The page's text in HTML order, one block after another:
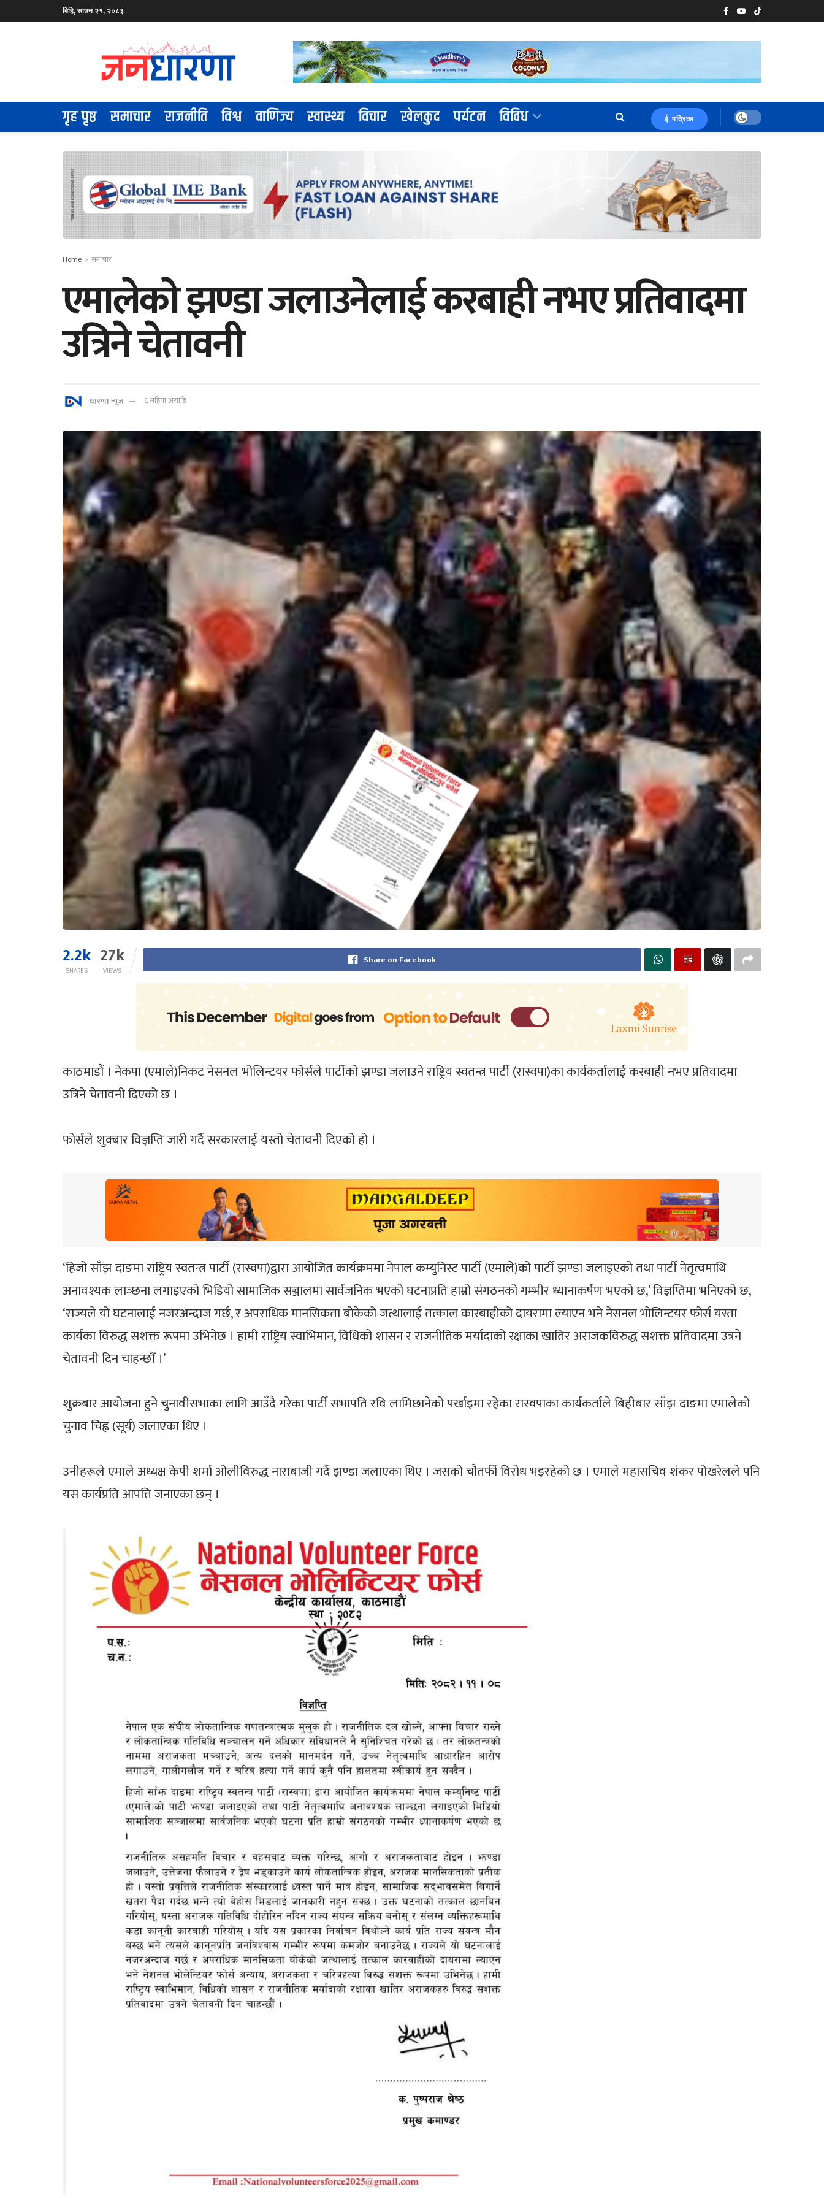
बिहि, साउन २१, २०८३
गृह पृष्ठ समाचार राजनीति विश्व वाणिज्य स्वास्थ्य विचार खेलकुद पर्यटन विविध ई-पत्रिका
Home समाचार
एमालेकाे झण्डा जलाउनेलाई करबाही नभए प्रतिवादमा
उत्रिने चेतावनी
धारणा न्यूज ६ महिना अगाडि
2.2k
SHARES
27k
VIEWS
Share on Facebook
काठमाडौं । नेकपा (एमाले)निकट नेसनल भोलिन्टयर फोर्सले पार्टीको झण्डा जलाउने राष्ट्रिय स्वतन्त्र पार्टी (रास्वपा)का कार्यकर्तालाई करबाही नभए प्रतिवादमा
उत्रिने चेतावनी दिएको छ ।
फोर्सले शुक्बार विज्ञप्ति जारी गर्दै सरकारलाई यस्तो चेतावनी दिएको हो ।
‘हिजो साँझ दाङमा राष्ट्रिय स्वतन्त्र पार्टी (रास्वपा)द्वारा आयोजित कार्यक्रममा नेपाल कम्युनिस्ट पार्टी (एमाले)को पार्टी झण्डा जलाइएको तथा पार्टी नेतृत्वमाथि
अनावश्यक लाञ्छना लगाइएको भिडियो सामाजिक सञ्जालमा सार्वजनिक भएको घटनाप्रति हाम्रो संगठनको गम्भीर ध्यानाकर्षण भएको छ,’ विज्ञप्तिमा भनिएको छ,
‘राज्यले यो घटनालाई नजरअन्दाज गर्छ, र अपराधिक मानसिकता बोकेको जत्थालाई तत्काल कारबाहीको दायरामा ल्याएन भने नेसनल भोलिन्टयर फोर्स यस्ता
कार्यका विरुद्ध सशक्त रूपमा उभिनेछ । हामी राष्ट्रिय स्वाभिमान, विधिको शासन र राजनीतिक मर्यादाको रक्षाका खातिर अराजकविरुद्ध सशक्त प्रतिवादमा उत्रने
चेतावनी दिन चाहन्छौँ ।’
शुक्रबार आयोजना हुने चुनावीसभाका लागि आउँदै गरेका पार्टी सभापति रवि लामिछानेको पर्खाइमा रहेका रास्वपाका कार्यकर्ताले बिहीबार साँझ दाङमा एमालेको
चुनाव चिह्न (सूर्य) जलाएका थिए ।
उनीहरूले एमाले अध्यक्ष केपी शर्मा ओलीविरुद्ध नाराबाजी गर्दै झण्डा जलाएका थिए । जसको चौतर्फी विरोध भइरहेको छ । एमाले महासचिव शंकर पोखरेलले पनि
यस कार्यप्रति आपत्ति जनाएका छन् ।